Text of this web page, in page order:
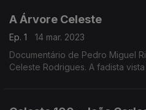
A Árvore Celeste
Ep. 1
14 mar. 2023
Documentário de Pedro Miguel
Celeste Rodrigues. A fadista